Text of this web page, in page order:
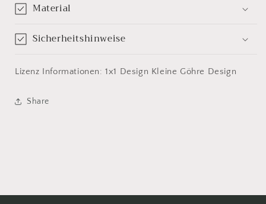
Material
Sicherheitshinweise
Lizenz Informationen: 1x1 Design Kleine Göhre Design
Share